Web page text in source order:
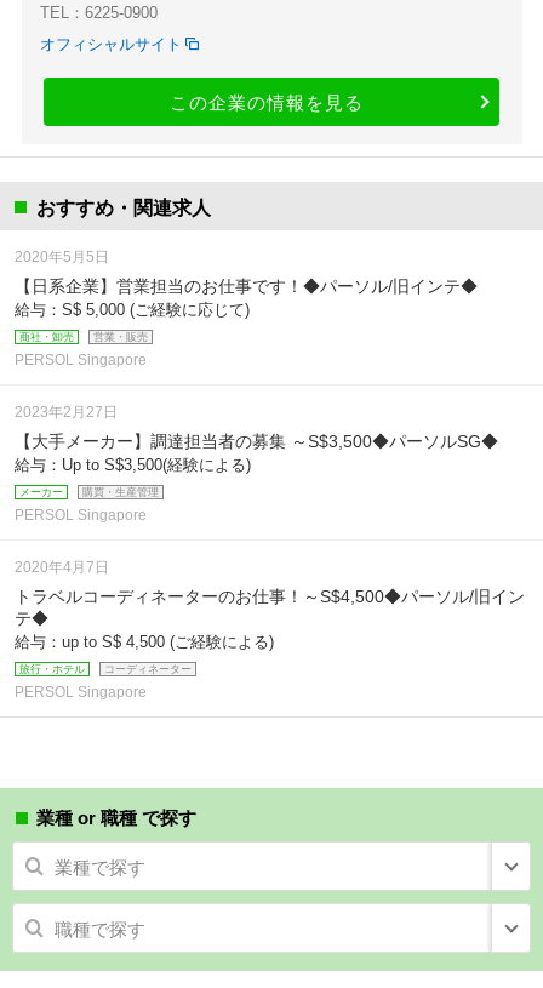
TEL：6225-0900
オフィシャルサイト
この企業の情報を見る
おすすめ・関連求人
【日系企業】営業担当のお仕事です！◆パーソル/旧インテ◆
給与：S$ 5,000 (ご経験に応じて)
商社・卸売 営業・販売
2020年5月5日
PERSOL Singapore
【大手メーカー】調達担当者の募集 ～S$3,500◆パーソルSG◆
給与：Up to S$3,500(経験による)
メーカー 購買・生産管理
2023年2月27日
PERSOL Singapore
トラベルコーディネーターのお仕事！～S$4,500◆パーソル/旧イン
テ◆
給与：up to S$ 4,500 (ご経験による)
旅行・ホテル コーディネーター
2020年4月7日
PERSOL Singapore
業種 or 職種 で探す
業種で探す
職種で探す